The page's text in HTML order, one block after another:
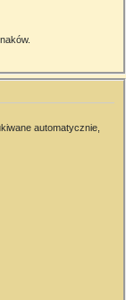
automatycznie,